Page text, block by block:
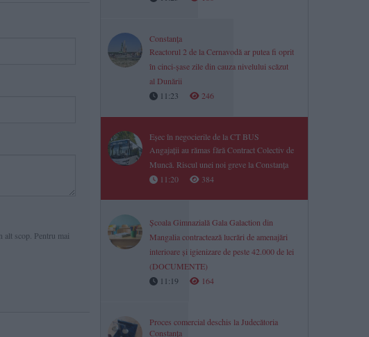
alt scop. Pentru mai
Constanța
Reactorul 2 de la Cernavodă ar putea fi oprit
în cinci-șase zile din cauza nivelului scăzut
al Dunării
11:23
246
Eșec în negocierile de la CT BUS
Angajații au rămas fără Contract Colectiv de
Muncă. Riscul unei noi greve la Constanța
11:20
384
Școala Gimnazială Gala Galaction din
Mangalia contractează lucrări de amenajări
interioare și igienizare de peste 42.000 de lei
(DOCUMENTE)
11:19
164
Proces comercial deschis la Judecătoria
Constanța